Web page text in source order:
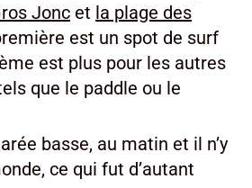
Jonc et la plage des
est un spot de surf
est plus pour les autres
que le paddle ou le
basse, au matin et il n’y
ce qui fut d’autant